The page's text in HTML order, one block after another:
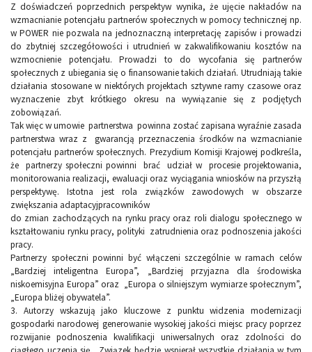
Z doświadczeń poprzednich perspektyw wynika, że ujęcie nakładów na
wzmacnianie potencjału partnerów społecznych w pomocy technicznej np.
w POWER nie pozwala na jednoznaczną interpretację zapisów i prowadzi
do zbytniej szczegółowości i utrudnień w zakwalifikowaniu kosztów na
wzmocnienie potencjału. Prowadzi to do wycofania się partnerów
społecznych z ubiegania się o finansowanie takich działań. Utrudniają takie
działania stosowane w niektórych projektach sztywne ramy czasowe oraz
wyznaczenie zbyt krótkiego okresu na wywiązanie się z podjętych
zobowiązań.
Tak więc w umowie partnerstwa powinna zostać zapisana wyraźnie zasada
partnerstwa wraz z gwarancją przeznaczenia środków na wzmacnianie
potencjału partnerów społecznych. Prezydium Komisji Krajowej podkreśla,
że partnerzy społeczni powinni brać udział w procesie projektowania,
monitorowania realizacji, ewaluacji oraz wyciągania wniosków na przyszłą
perspektywę. Istotna jest rola związków zawodowych w obszarze
zwiększania adaptacyjpracowników
do zmian zachodzących na rynku pracy oraz roli dialogu społecznego w
kształtowaniu rynku pracy, polityki zatrudnienia oraz podnoszenia jakości
pracy.
Partnerzy społeczni powinni być włączeni szczególnie w ramach celów
„Bardziej inteligentna Europa”, „Bardziej przyjazna dla środowiska
niskoemisyjna Europa” oraz „Europa o silniejszym wymiarze społecznym”,
„Europa bliżej obywatela”.
3. Autorzy wskazują jako kluczowe z punktu widzenia modernizacji
gospodarki narodowej generowanie wysokiej jakości miejsc pracy poprzez
rozwijanie podnoszenia kwalifikacji uniwersalnych oraz zdolności do